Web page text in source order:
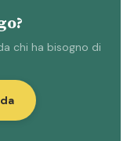
chi ha bisogno di